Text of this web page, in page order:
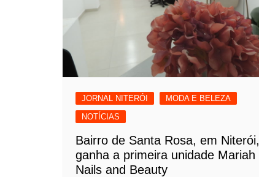
JORNAL NITERÓI
MODA E BELEZA
NOTÍCIAS
Bairro de Santa Rosa, em Niterói,
ganha a primeira unidade Mariah
Nails and Beauty